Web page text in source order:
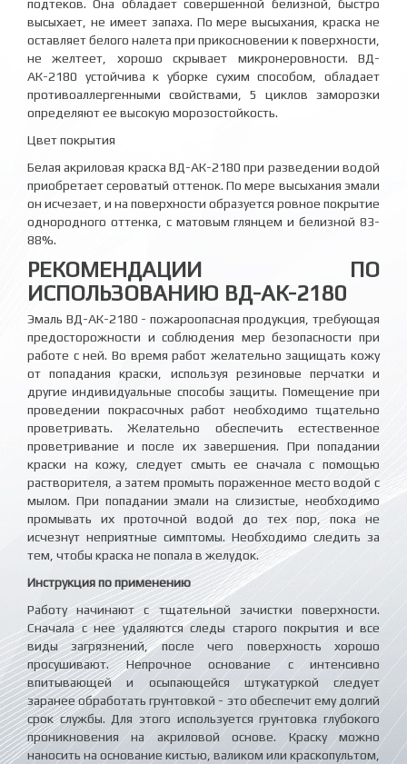
подтеков. Она обладает совершенной белизной, быстро
высыхает, не имеет запаха. По мере высыхания, краска не
оставляет белого налета при прикосновении к поверхности,
не желтеет, хорошо скрывает микронеровности. ВД-
АК-2180 устойчива к уборке сухим способом, обладает
противоаллергенными свойствами, 5 циклов заморозки
определяют ее высокую морозостойкость.
Цвет покрытия
Белая акриловая краска ВД-АК-2180 при разведении водой
приобретает сероватый оттенок. По мере высыхания эмали
он исчезает, и на поверхности образуется ровное покрытие
однородного оттенка, с матовым глянцем и белизной 83-
88%.
РЕКОМЕНДАЦИИ ПО
ИСПОЛЬЗОВАНИЮ ВД-АК-2180
Эмаль ВД-АК-2180 - пожароопасная продукция, требующая
предосторожности и соблюдения мер безопасности при
работе с ней. Во время работ желательно защищать кожу
от попадания краски, используя резиновые перчатки и
другие индивидуальные способы защиты. Помещение при
проведении покрасочных работ необходимо тщательно
проветривать. Желательно обеспечить естественное
проветривание и после их завершения. При попадании
краски на кожу, следует смыть ее сначала с помощью
растворителя, а затем промыть пораженное место водой с
мылом. При попадании эмали на слизистые, необходимо
промывать их проточной водой до тех пор, пока не
исчезнут неприятные симптомы. Необходимо следить за
тем, чтобы краска не попала в желудок.
Инструкция по применению
Работу начинают с тщательной зачистки поверхности.
Сначала с нее удаляются следы старого покрытия и все
виды загрязнений, после чего поверхность хорошо
просушивают. Непрочное основание с интенсивно
впитывающей и осыпающейся штукатуркой следует
заранее обработать грунтовкой - это обеспечит ему долгий
срок службы. Для этого используется грунтовка глубокого
проникновения на акриловой основе. Краску можно
наносить на основание кистью, валиком или краскопультом,